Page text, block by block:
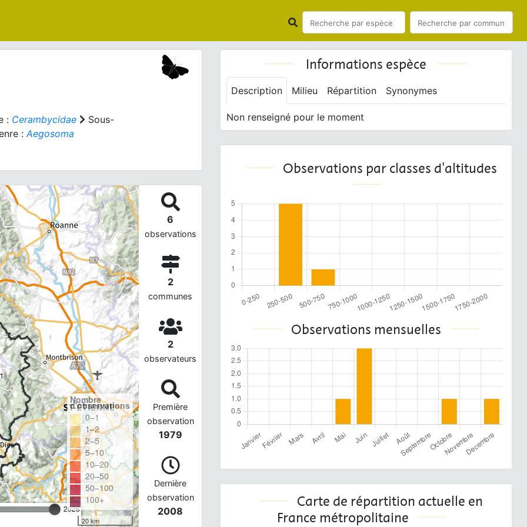
: Cerambycidae
Sous-
:Aegosoma
2026
Nombre
d'observations
0–1
1–2
2–5
5–10
10–20
20–50
50–100
100+
20 km
6
observations
2
communes
2
observateurs
Première
observation
1979
Dernière
observation
2008
Informations espèce
Description Milieu Répartition Synonymes
Non renseigné pour le moment
Observations par classes d'altitudes
Observations mensuelles
Carte de répartition actuelle en
France métropolitaine